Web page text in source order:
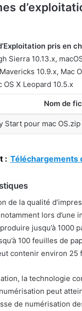
pris en
Sierra 10.13.x,
10.9.x, Mac
OS X Leopard 10.5.x
Nom de
Start pour mac OS.zip
: Téléchargements
de la qualité
lors d’une
jusqu’à 1000
100 feuilles de
contenir environ
la technologie
peut
de numérisation